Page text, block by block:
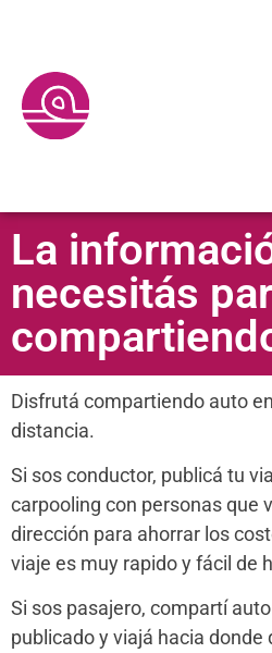
La
necesitás
Disfrutá compartiendo auto
distancia.
Si sos conductor, publicá tu
carpooling con personas que
dirección para ahorrar los
viaje es muy rapido y fácil de
Si sos pasajero, compartí
publicado y viajá hacia donde